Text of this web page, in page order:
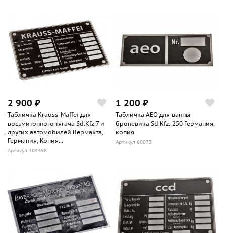
2 900 ₽
Табличка Krauss-Maffei для
восьмитонного тягача Sd.Kfz.7 и
других автомобилей Вермахта,
Германия, Копия...
Артикул 104498
1 200 ₽
Табличка AEO для ванны
броневика Sd.Kfz. 250 Германия,
копия
Артикул 60073